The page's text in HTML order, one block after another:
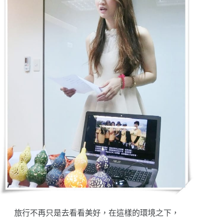
旅行不再只是去看看美好，在這樣的環境之下，